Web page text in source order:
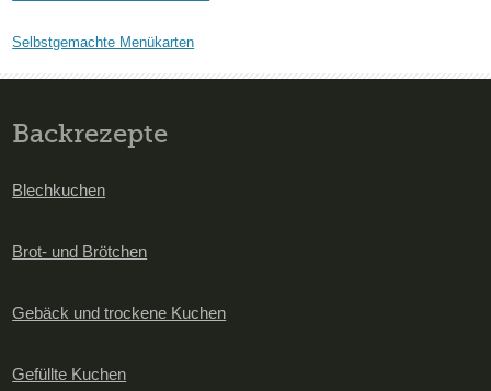
Selbstgemachte Menükarten
Backrezepte
Blechkuchen
Brot- und Brötchen
Gebäck und trockene Kuchen
Gefüllte Kuchen